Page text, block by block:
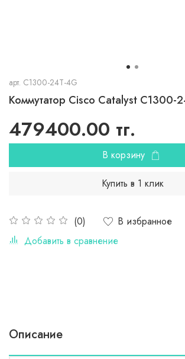
арт. C1300-24T-4G
Коммутатор Cisco Catalyst C1300-
(0)
В избранное
Добавить в сравнение
479400.00 тг.
В корзину
Купить в 1 клик
Описание